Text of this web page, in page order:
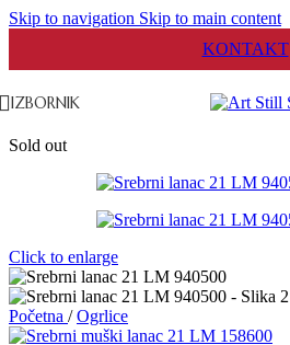
Skip to navigation Skip to main content
KONTAKT
IZBORNIK
Sold out
Click to enlarge
Početna / Ogrlice